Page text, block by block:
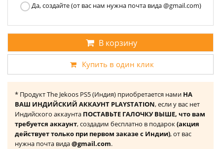
Да, создайте (от вас нам нужна почта вида @gmail.com)
В корзину
Купить в один клик
* Продукт The Jekoos PS5 (Индия) приобретается нами НА
ВАШ ИНДИЙСКИЙ АККАУНТ PLAYSTATION, если у вас нет
Индийского аккаунта ПОСТАВЬТЕ ГАЛОЧКУ ВЫШЕ, что вам
требуется аккаунт, создадим бесплатно в подарок(акция
действует только при первом заказе с Индии), от вас
нужна почта вида@gmail.com.